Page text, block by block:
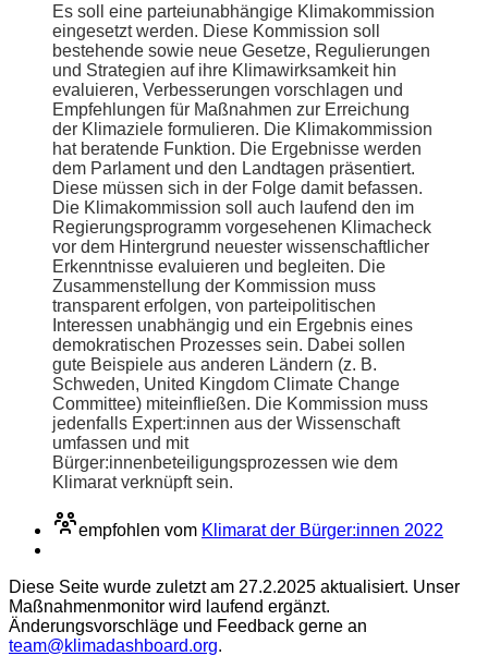
Es soll eine parteiunabhängige Klimakommission
eingesetzt werden. Diese Kommission soll
bestehende sowie neue Gesetze, Regulierungen
und Strategien auf ihre Klimawirksamkeit hin
evaluieren, Verbesserungen vorschlagen und
Empfehlungen für Maßnahmen zur Erreichung
der Klimaziele formulieren. Die Klimakommission
hat beratende Funktion. Die Ergebnisse werden
dem Parlament und den Landtagen präsentiert.
Diese müssen sich in der Folge damit befassen.
Die Klimakommission soll auch laufend den im
Regierungsprogramm vorgesehenen Klimacheck
vor dem Hintergrund neuester wissenschaftlicher
Erkenntnisse evaluieren und begleiten. Die
Zusammenstellung der Kommission muss
transparent erfolgen, von parteipolitischen
Interessen unabhängig und ein Ergebnis eines
demokratischen Prozesses sein. Dabei sollen
gute Beispiele aus anderen Ländern (z. B.
Schweden, United Kingdom Climate Change
Committee) miteinfließen. Die Kommission muss
jedenfalls Expert:innen aus der Wissenschaft
umfassen und mit
Bürger:innenbeteiligungsprozessen wie dem
Klimarat verknüpft sein.
empfohlen vom Klimarat der Bürger:innen 2022
Diese Seite wurde zuletzt am 27.2.2025 aktualisiert. Unser
Maßnahmenmonitor wird laufend ergänzt.
Änderungsvorschläge und Feedback gerne an
team@klimadashboard.org.